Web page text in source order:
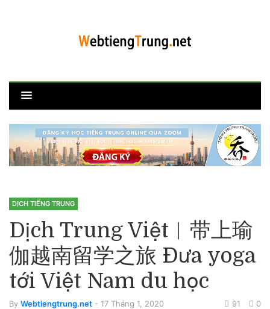
DỊCH TIẾNG TRUNG
Dịch Trung Việt︱带上瑜
伽越南留学之旅 Đưa yoga
tới Việt Nam du học
By Webtiengtrung.net - 17 Tháng 1, 2020 91 0